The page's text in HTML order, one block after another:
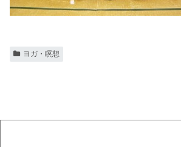
ヨガ・瞑想